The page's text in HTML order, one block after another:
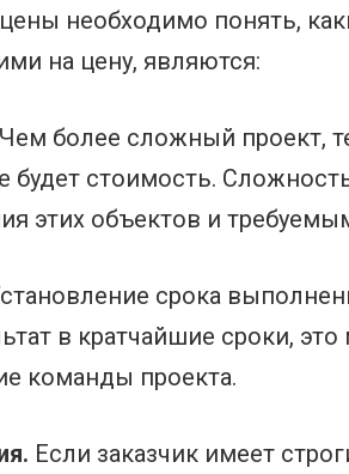
необходимо понять,
на цену, являются:
Чем более сложный проект,
стоимость.
этих объектов и
срока
в кратчайшие сроки,
команды проекта.
Если заказчик имеет